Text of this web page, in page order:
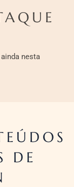
nesta
DE